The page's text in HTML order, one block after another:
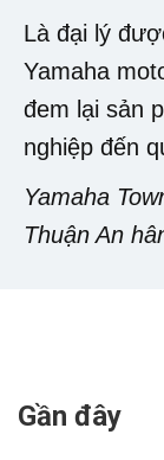
Là đại lý
Yamaha
đem lại sản
nghiệp đến
Yamaha
Thuận An
Gần đây